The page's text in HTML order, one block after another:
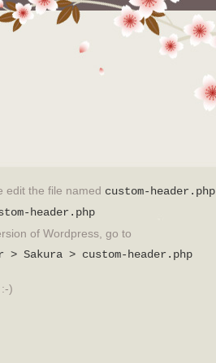
edit the file named custom-header.php
header.php
of Wordpress, go to
Sakura > custom-header.php
)